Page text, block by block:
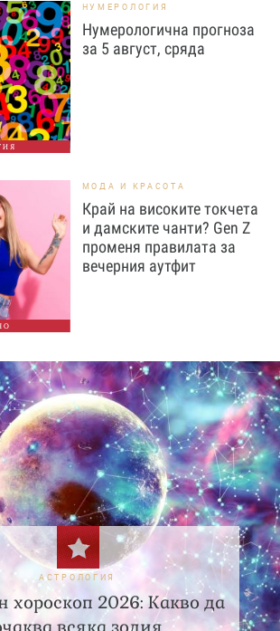
НУМЕРОЛОГИЯ
Нумерологична прогноза
за 5 август, сряда
МОДА И КРАСОТА
Край на високите токчета
и дамските чанти? Gen Z
променя правилата за
вечерния аутфит
АСТРОЛОГИЯ
хороскоп 2026: Какво да